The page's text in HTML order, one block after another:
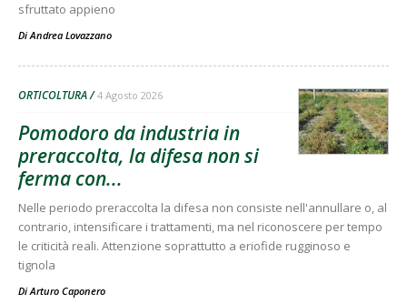
sfruttato appieno
DiAndrea Lovazzano
ORTICOLTURA 4 Agosto 2026
Pomodoro da industria in
preraccolta, la difesa non si
ferma con...
Nelle periodo preraccolta la difesa non consiste nell'annullare o, al
contrario, intensificare i trattamenti, ma nel riconoscere per tempo
le criticità reali. Attenzione soprattutto a eriofide rugginoso e
tignola
DiArturo Caponero